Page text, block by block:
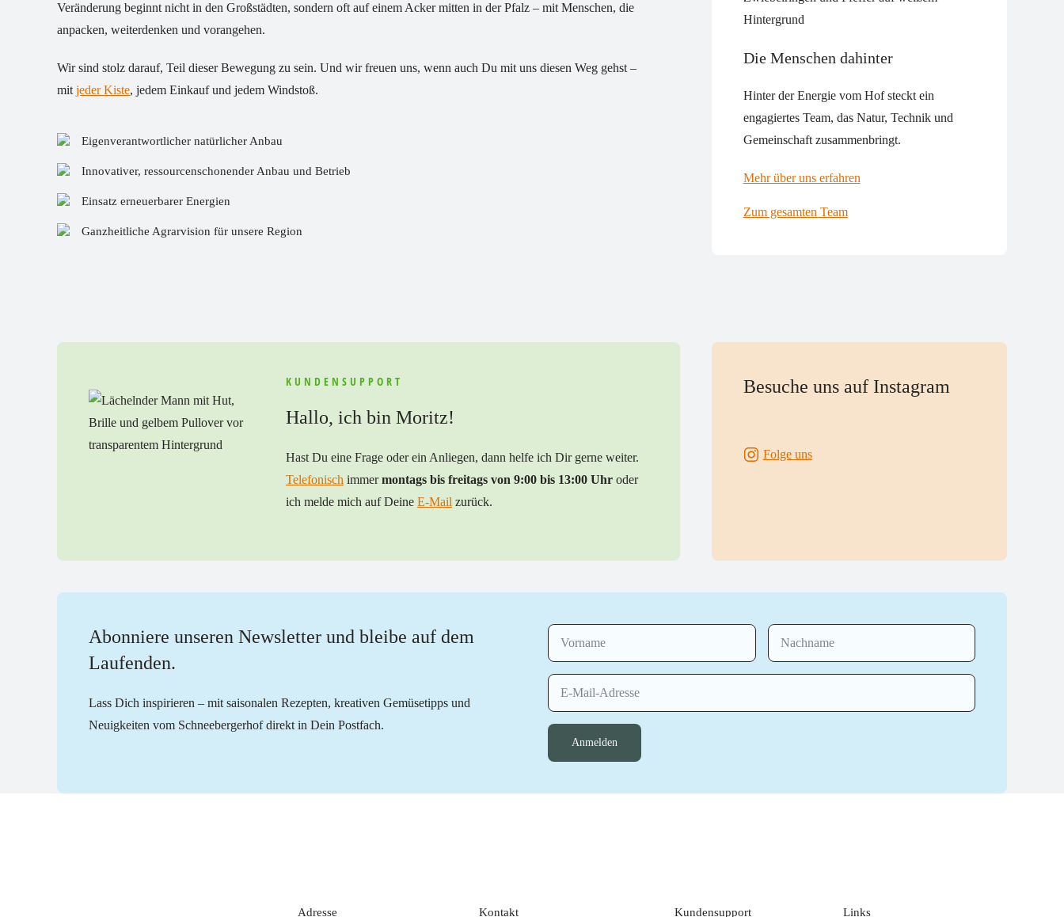
Veränderung beginnt nicht in den Großstädten, sondern oft auf einem Acker mitten in der Pfalz – mit Menschen, die
anpacken, weiterdenken und vorangehen.
Wir sind stolz darauf, Teil dieser Bewegung zu sein. Und wir freuen uns, wenn auch Du mit uns diesen Weg gehst –
mit jeder Kiste, jedem Einkauf und jedem Windstoß.
Eigenverantwortlicher natürlicher Anbau
Innovativer, ressourcenschonender Anbau und Betrieb
Einsatz erneuerbarer Energien
Ganzheitliche Agrarvision für unsere Region
Die Menschen dahinter
Hinter der Energie vom Hof steckt ein
engagiertes Team, das Natur, Technik und
Gemeinschaft zusammenbringt.
Mehr über uns erfahren
Zum gesamten Team
KUNDENSUPPORT
Hallo, ich bin Moritz!
Hast Du eine Frage oder ein Anliegen, dann helfe ich Dir gerne weiter.
Telefonisch immermontags bis freitags von 9:00 bis 13:00 Uhroder
ich melde mich auf Deine E-Mail zurück.
Besuche uns auf Instagram
Folge uns
Abonniere unseren Newsletter und bleibe auf dem
Laufenden.
Lass Dich inspirieren – mit saisonalen Rezepten, kreativen Gemüsetipps und
Neuigkeiten vom Schneebergerhof direkt in Dein Postfach.
Anmelden
Adresse Kontakt Kundensupport Links